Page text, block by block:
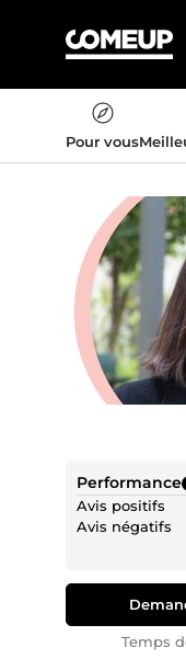
Pour vous
Performance
Avis positifs
Avis négatifs
Temps